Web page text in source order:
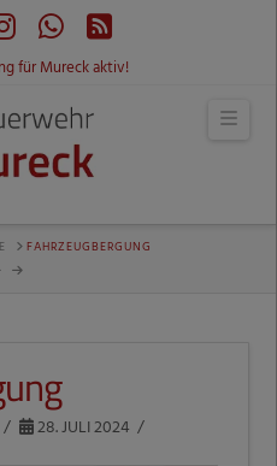
Instagram
Whatsapp
RSS
für Mureck aktiv!
FAHRZEUGBERGUNG
28. JULI 2024